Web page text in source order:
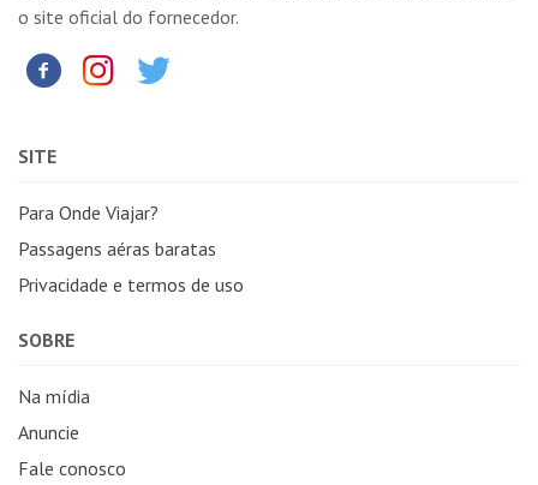
o site oficial do fornecedor.
SITE
Para Onde Viajar?
Passagens aéras baratas
Privacidade e termos de uso
SOBRE
Na mídia
Anuncie
Fale conosco